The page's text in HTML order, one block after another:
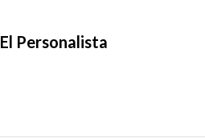
El Personalista